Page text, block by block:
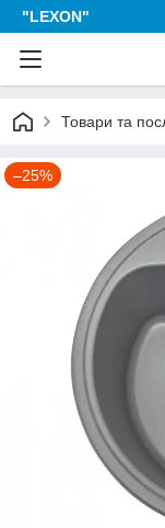
"LEXON"
Товари та
–25%